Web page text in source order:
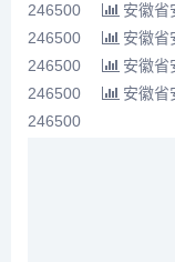
246500
安徽省
246500
安徽省
246500
安徽省
246500
安徽省
246500